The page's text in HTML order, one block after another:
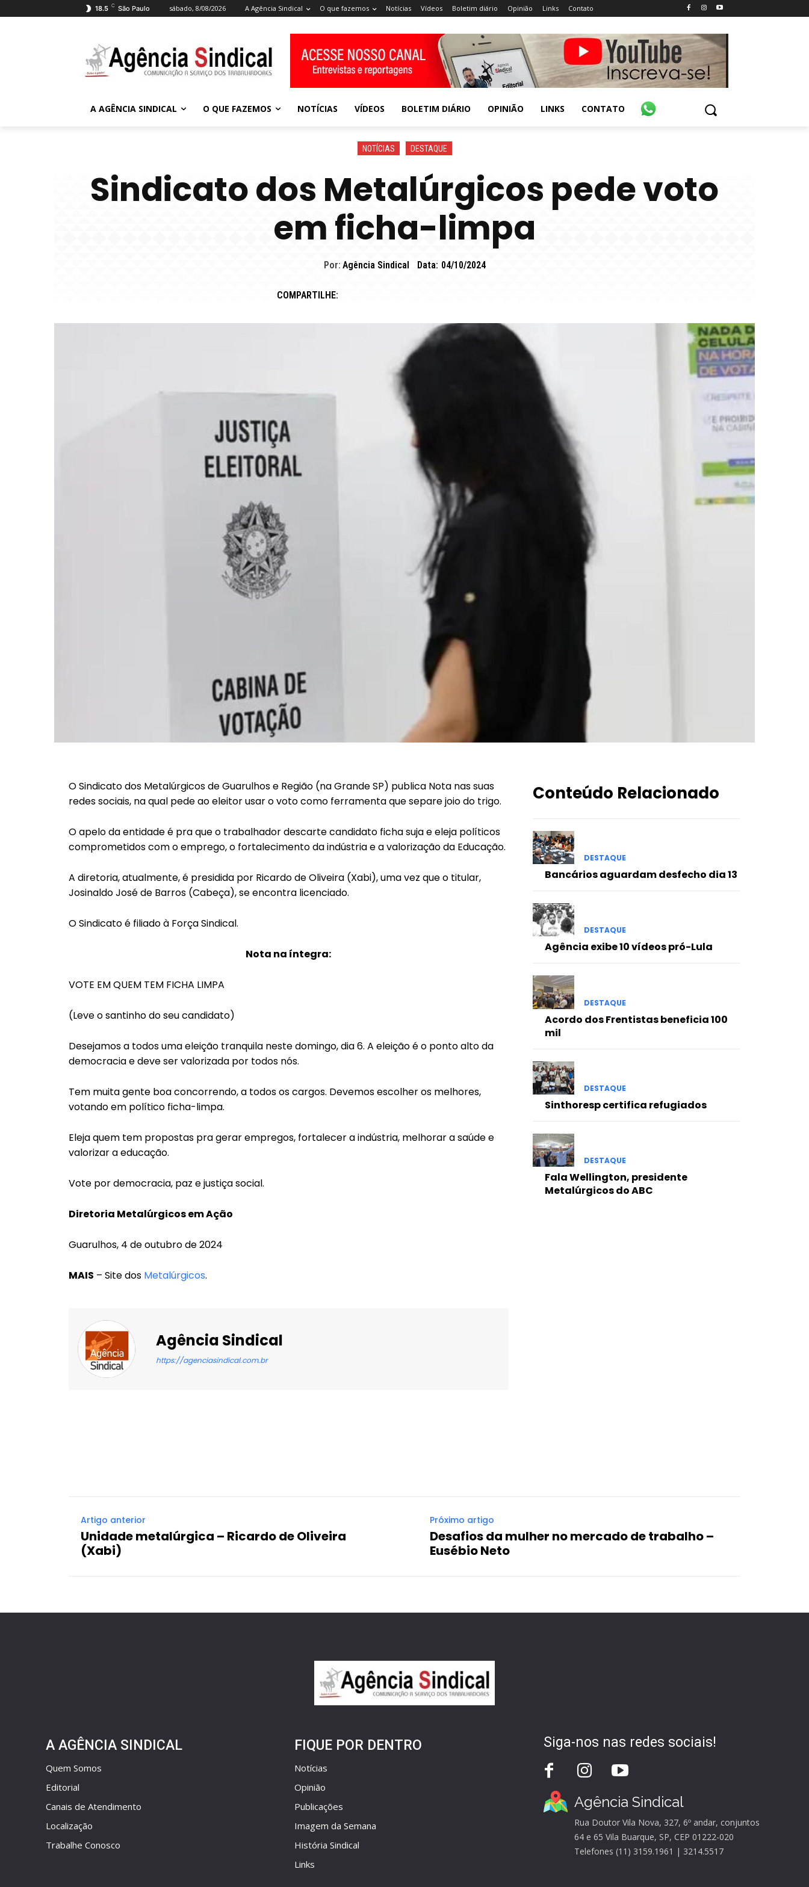
18.5 C São Paulo sábado, 8/08/2026 A Agência Sindical O que fazemos Notícias Vídeos Boletim diário Opinião Links Contato
A AGÊNCIA SINDICAL O QUE FAZEMOS NOTÍCIAS VÍDEOS BOLETIM DIÁRIO OPINIÃO LINKS CONTATO
NOTÍCIAS DESTAQUE
Sindicato dos Metalúrgicos pede voto
em ficha-limpa
Por: Agência Sindical Data: 04/10/2024
COMPARTILHE:
O Sindicato dos Metalúrgicos de Guarulhos e Região (na Grande SP) publica Nota nas suas
redes sociais, na qual pede ao eleitor usar o voto como ferramenta que separe joio do trigo.
O apelo da entidade é pra que o trabalhador descarte candidato ficha suja e eleja políticos
comprometidos com o emprego, o fortalecimento da indústria e a valorização da Educação.
A diretoria, atualmente, é presidida por Ricardo de Oliveira (Xabi), uma vez que o titular,
Josinaldo José de Barros (Cabeça), se encontra licenciado.
O Sindicato é filiado à Força Sindical.
Nota na íntegra:
VOTE EM QUEM TEM FICHA LIMPA
(Leve o santinho do seu candidato)
Desejamos a todos uma eleição tranquila neste domingo, dia 6. A eleição é o ponto alto da
democracia e deve ser valorizada por todos nós.
Tem muita gente boa concorrendo, a todos os cargos. Devemos escolher os melhores,
votando em político ficha-limpa.
Eleja quem tem propostas pra gerar empregos, fortalecer a indústria, melhorar a saúde e
valorizar a educação.
Vote por democracia, paz e justiça social.
Diretoria Metalúrgicos em Ação
Guarulhos, 4 de outubro de 2024
MAIS – Site dos Metalúrgicos.
Agência Sindical
https://agenciasindical.com.br
Conteúdo Relacionado
DESTAQUE
Bancários aguardam desfecho dia 13
DESTAQUE
Agência exibe 10 vídeos pró-Lula
DESTAQUE
Acordo dos Frentistas beneficia 100
mil
DESTAQUE
Sinthoresp certifica refugiados
DESTAQUE
Fala Wellington, presidente
Metalúrgicos do ABC
Artigo anterior
Unidade metalúrgica – Ricardo de Oliveira
(Xabi)
Próximo artigo
Desafios da mulher no mercado de trabalho –
Eusébio Neto
A AGÊNCIA SINDICAL
Quem Somos
Editorial
Canais de Atendimento
Localização
Trabalhe Conosco
FIQUE POR DENTRO
Notícias
Opinião
Publicações
Imagem da Semana
História Sindical
Links
Siga-nos nas redes sociais!
Agência Sindical
Rua Doutor Vila Nova, 327, 6º andar, conjuntos
64 e 65 Vila Buarque, SP, CEP 01222-020
Telefones (11) 3159.1961 | 3214.5517